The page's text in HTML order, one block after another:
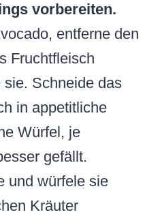
vorbereiten.
entferne den
Fruchtfleisch
sie. Schneide das
in appetitliche
Würfel, je
gefällt.
und würfele sie
Kräuter